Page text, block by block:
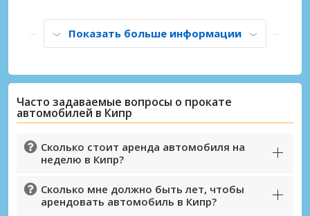
Показать больше информации
Часто задаваемые вопросы о прокате
автомобилей в Кипр
Сколько стоит аренда автомобиля на
неделю в Кипр?
Сколько мне должно быть лет, чтобы
арендовать автомобиль в Кипр?